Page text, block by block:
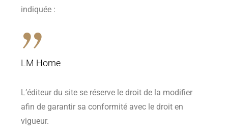
indiquée :
LM Home
L’éditeur du site se réserve le droit de la modifier
afin de garantir sa conformité avec le droit en
vigueur.